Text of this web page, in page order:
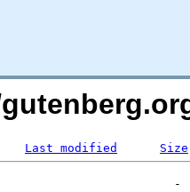
Last modified Size